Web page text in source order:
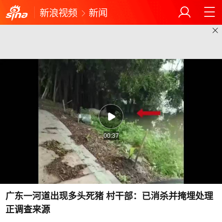
新浪视频 新闻
00:37
广东一河道出现多头死猪 村干部：已消杀并掩埋处理
正调查来源